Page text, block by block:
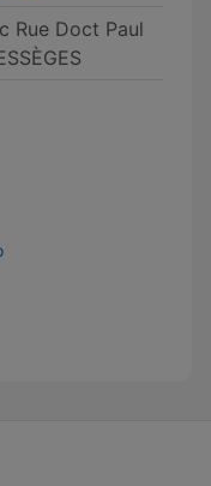
Rue Doct Paul